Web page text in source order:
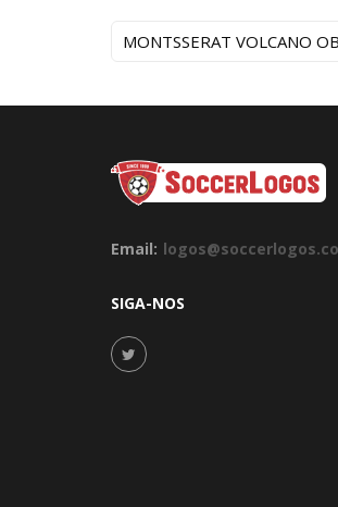
MONTSSERAT VOLCANO
Email:
SIGA-NOS